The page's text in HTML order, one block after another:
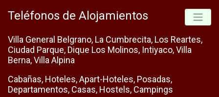
Teléfonos de Alojamientos
Villa General Belgrano, La Cumbrecita, Los Reartes,
Ciudad Parque, Dique Los Molinos, Intiyaco, Villa
Berna, Villa Alpina
Cabañas, Hoteles, Apart-Hoteles, Posadas,
Departamentos, Casas, Hostels, Campings